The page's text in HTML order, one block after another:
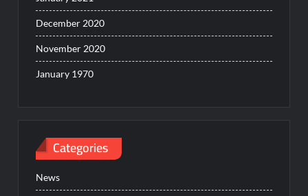
December 2020
November 2020
January 1970
Categories
News